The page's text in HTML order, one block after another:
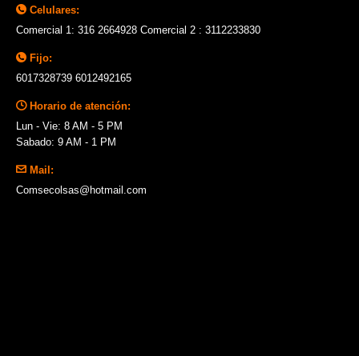
Celulares:
Comercial 1: 316 2664928 Comercial 2 : 3112233830
Fijo:
6017328739 6012492165
Horario de atención:
Lun - Vie: 8 AM - 5 PM
Sabado: 9 AM - 1 PM
Mail:
Comsecolsas@hotmail.com